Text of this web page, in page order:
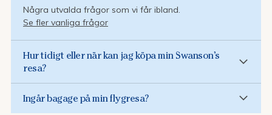
Några utvalda frågor som vi får ibland.
Se fler vanliga frågor
Hur tidigt eller när kan jag köpa min Swanson’s
resa?
Ingår bagage på min flygresa?